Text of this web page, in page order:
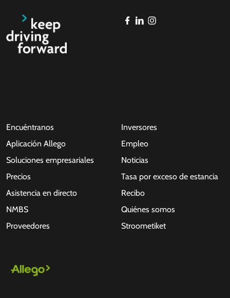
Encuéntranos
Aplicación Allego
Soluciones empresariales
Precios
Asistencia en directo
NMBS
Proveedores
Inversores
Empleo
Noticias
Tasa por exceso de estancia
Recibo
Quiénes somos
Stroometiket